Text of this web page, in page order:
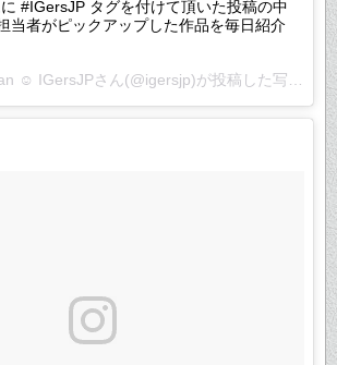
#IGersJP タグを付けて頂いた投稿の中
当者がピックアップした作品を毎日紹介
instagramersJapan ☺︎ IGersJPさん(@igersjp)が投稿した写真 –